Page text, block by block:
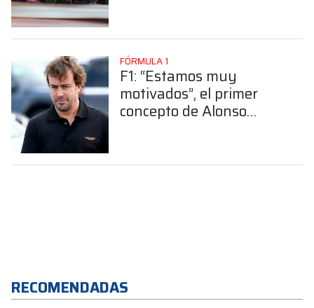
FÓRMULA 1
F1: “Estamos muy
motivados”, el primer
concepto de Alonso
RECOMENDADAS